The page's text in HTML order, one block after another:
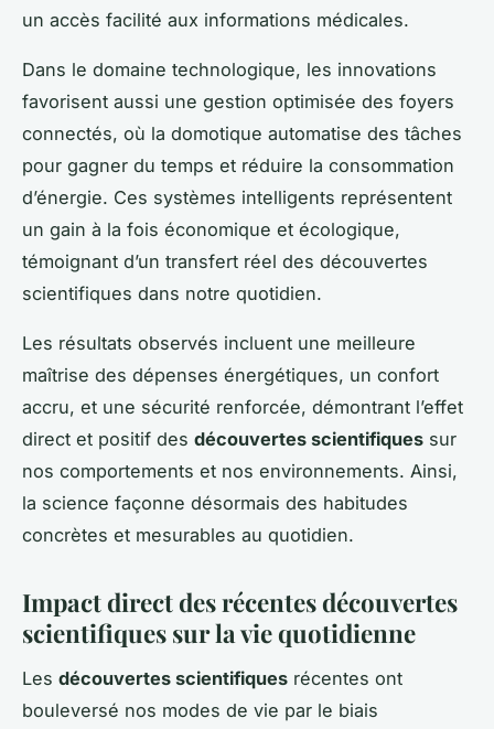
un accès facilité aux informations médicales.
Dans le domaine technologique, les innovations
favorisent aussi une gestion optimisée des foyers
connectés, où la domotique automatise des tâches
pour gagner du temps et réduire la consommation
d’énergie. Ces systèmes intelligents représentent
un gain à la fois économique et écologique,
témoignant d’un transfert réel des découvertes
scientifiques dans notre quotidien.
Les résultats observés incluent une meilleure
maîtrise des dépenses énergétiques, un confort
accru, et une sécurité renforcée, démontrant l’effet
direct et positif des découvertes scientifiques sur
nos comportements et nos environnements. Ainsi,
la science façonne désormais des habitudes
concrètes et mesurables au quotidien.
Impact direct des récentes découvertes
scientifiques sur la vie quotidienne
Les découvertes scientifiques récentes ont
bouleversé nos modes de vie par le biais